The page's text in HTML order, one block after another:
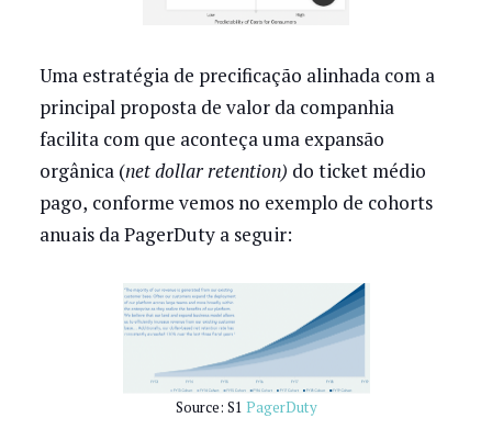
Uma estratégia de precificação alinhada com a
principal proposta de valor da companhia
facilita com que aconteça uma expansão
orgânica (net dollar retention) do ticket médio
pago, conforme vemos no exemplo de cohorts
anuais da PagerDuty a seguir:
Source: S1 PagerDuty